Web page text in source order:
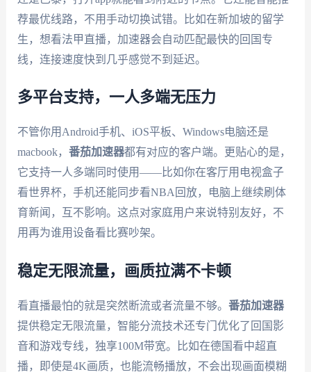
荐最优线路，不用手动切换试错。比如在新加坡的留学
生，想看法甲直播，加速器会自动匹配最快的回国专
线，连接速度快到几乎感觉不到延迟。
多平台支持，一人多端无压力
不管你用Android手机、iOS平板、Windows电脑还是
macbook， 番茄加速器都有对应的客户端。更贴心的是，
它支持一人多端同时使用——比如你在客厅用电视盒子
看世界杯，手机还能同步看NBA回放，电脑上继续刷体
育新闻，互不影响。这点对家庭用户来说特别友好，不
用再为谁用设备看比赛吵架。
稳定无限流量，画质拉满不卡顿
看直播最怕的就是突然断流或者流量不够。 番茄加速器
提供稳定无限流量，智能分流技术还专门优化了回国影
音和游戏专线，独享100M带宽。比如在德国看中超直
播，即使是4K画质，也能流畅播放，不会出现画面模糊